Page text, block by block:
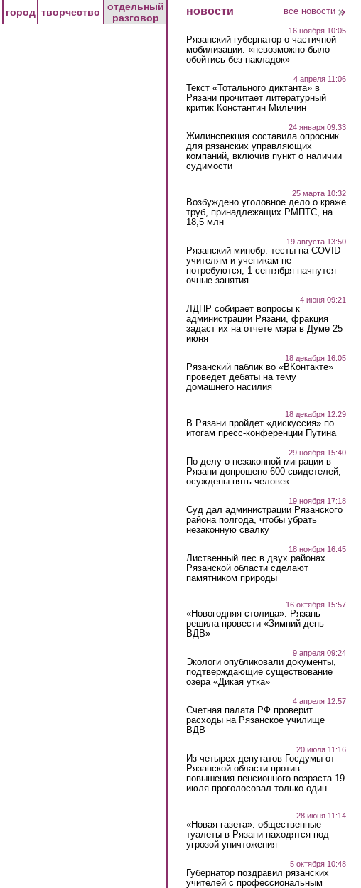
город творчество
отдельный
разговор
новости все новости
16 ноября 10:05
Рязанский губернатор о частичной
мобилизации: «невозможно было
обойтись без накладок»
4 апреля 11:06
Текст «Тотального диктанта» в
Рязани прочитает литературный
критик Константин Мильчин
24 января 09:33
Жилинспекция составила опросник
для рязанских управляющих
компаний, включив пункт о наличии
судимости
25 марта 10:32
Возбуждено уголовное дело о краже
труб, принадлежащих РМПТС, на
18,5 млн
19 августа 13:50
Рязанский минобр: тесты на COVID
учителям и ученикам не
потребуются, 1 сентября начнутся
очные занятия
4 июня 09:21
ЛДПР собирает вопросы к
администрации Рязани, фракция
задаст их на отчете мэра в Думе 25
июня
18 декабря 16:05
Рязанский паблик во «ВКонтакте»
проведет дебаты на тему
домашнего насилия
18 декабря 12:29
В Рязани пройдет «дискуссия» по
итогам пресс-конференции Путина
29 ноября 15:40
По делу о незаконной миграции в
Рязани допрошено 600 свидетелей,
осуждены пять человек
19 ноября 17:18
Суд дал администрации Рязанского
района полгода, чтобы убрать
незаконную свалку
18 ноября 16:45
Лиственный лес в двух районах
Рязанской области сделают
памятником природы
16 октября 15:57
«Новогодняя столица»: Рязань
решила провести «Зимний день
ВДВ»
9 апреля 09:24
Экологи опубликовали документы,
подтверждающие существование
озера «Дикая утка»
4 апреля 12:57
Счетная палата РФ проверит
расходы на Рязанское училище
ВДВ
20 июля 11:16
Из четырех депутатов Госдумы от
Рязанской области против
повышения пенсионного возраста 19
июля проголосовал только один
28 июня 11:14
«Новая газета»: общественные
туалеты в Рязани находятся под
угрозой уничтожения
5 октября 10:48
Губернатор поздравил рязанских
учителей с профессиональным